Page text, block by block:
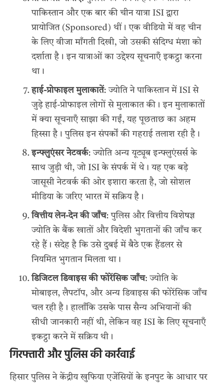
पाकिस्तान और एक बार की चीन यात्रा ISI द्वारा
प्रायोजित (Sponsored) थीं। एक वीडियो में वह चीन
के लिए वीजा माँगती दिखी, जो उसकी संदिग्ध मंशा को
दर्शाता है। इन यात्राओं का उद्देश्य सूचनाएँ इकट्ठा करना
था।
हाई-प्रोफाइल मुलाकातें: ज्योति ने पाकिस्तान में ISI से
जुड़े हाई-प्रोफाइल लोगों से मुलाकात की। इन मुलाकातों
में क्या सूचनाएँ साझा की गईं, यह पूछताछ का अहम
हिस्सा है। पुलिस इन संपर्कों की गहराई तलाश रही है।
इन्फ्लुएंसर नेटवर्क: ज्योति अन्य यूट्यूब इन्फ्लुएंसर्स के
साथ जुड़ी थी, जो ISI के संपर्क में थे। यह एक बड़े
जासूसी नेटवर्क की ओर इशारा करता है, जो सोशल
मीडिया के जरिए भारत में सक्रिय है।
वित्तीय लेन-देन की जाँच: पुलिस और वित्तीय विशेषज्ञ
ज्योति के बैंक खातों और विदेशी भुगतानों की जाँच कर
रहे हैं। संदेह है कि उसे दुबई में बैठे एक हैंडलर से
नियमित भुगतान मिलता था।
डिजिटल डिवाइस की फोरेंसिक जाँच: ज्योति के
मोबाइल, लैपटॉप, और अन्य डिवाइस की फोरेंसिक जाँच
चल रही है। हालाँकि उसके पास सैन्य अभियानों की
सीधी जानकारी नहीं थी, लेकिन वह ISI के लिए सूचनाएँ
इकट्ठा करने में सक्रिय थी।
गिरफ्तारी और पुलिस की कार्रवाई
हिसार पुलिस ने केंद्रीय खुफिया एजेंसियों के इनपुट के आधार पर